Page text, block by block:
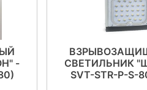
-
СВЕТИЛЬНИК
SVT-STR-P-S-